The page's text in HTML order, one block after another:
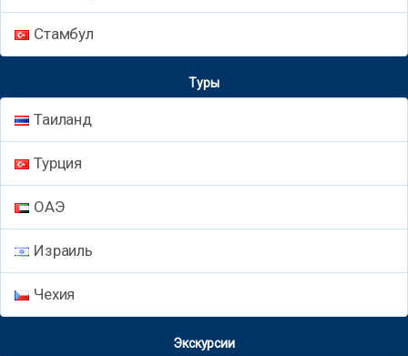
Стамбул
Туры
Таиланд
Турция
ОАЭ
Израиль
Чехия
Экскурсии